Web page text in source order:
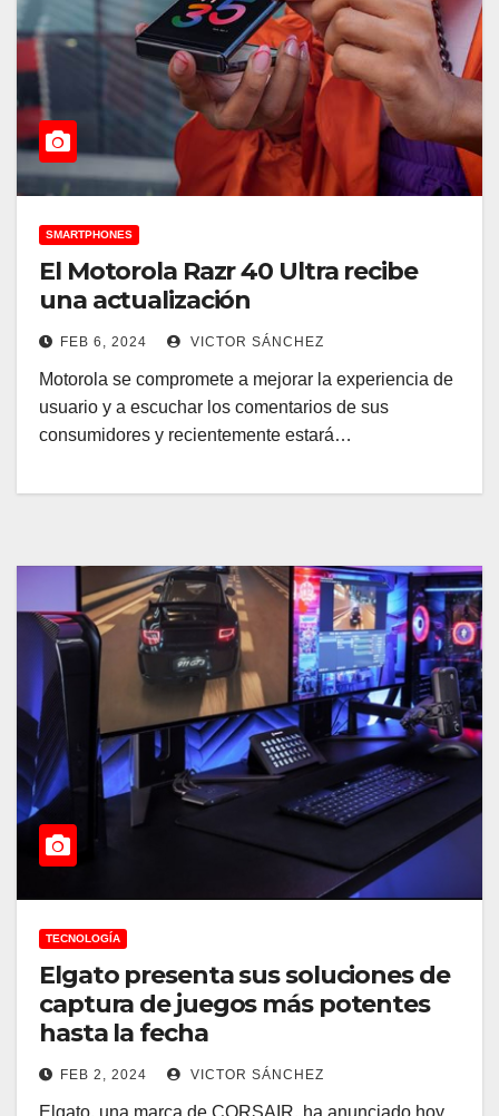
SMARTPHONES
El Motorola Razr 40 Ultra recibe
una actualización
FEB 6, 2024 VICTOR SÁNCHEZ
Motorola se compromete a mejorar la experiencia de
usuario y a escuchar los comentarios de sus
consumidores y recientemente estará…
TECNOLOGÍA
Elgato presenta sus soluciones de
captura de juegos más potentes
hasta la fecha
FEB 2, 2024 VICTOR SÁNCHEZ
Elgato, una marca de CORSAIR, ha anunciado hoy